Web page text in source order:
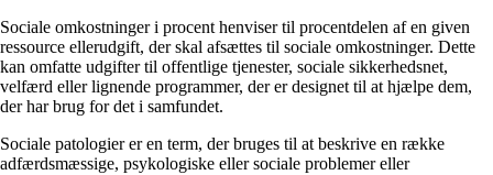
Sociale omkostninger i procent henviser til procentdelen af en given
ressource ellerudgift, der skal afsættes til sociale omkostninger. Dette
kan omfatte udgifter til offentlige tjenester, sociale sikkerhedsnet,
velfærd eller lignende programmer, der er designet til at hjælpe dem,
der har brug for det i samfundet.
Sociale patologier er en term, der bruges til at beskrive en række
adfærdsmæssige, psykologiske eller sociale problemer eller